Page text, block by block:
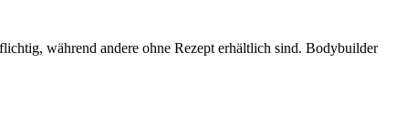
während andere ohne Rezept erhältlich sind. Bodybuilder